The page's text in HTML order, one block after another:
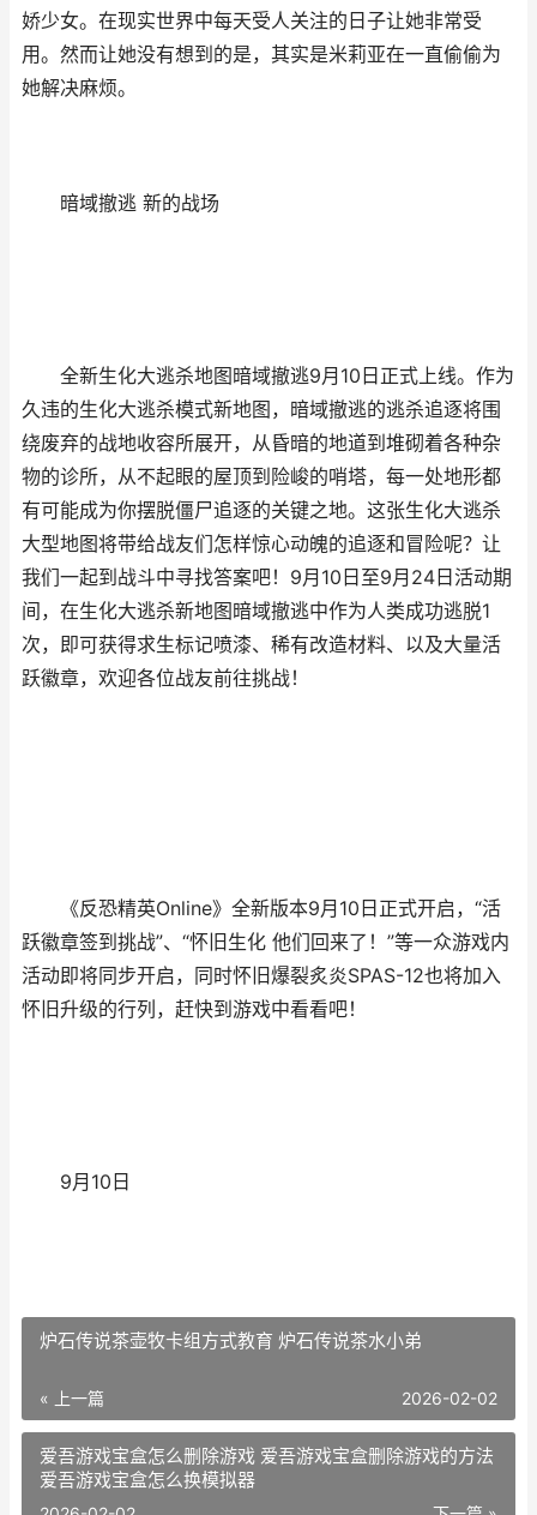
娇少女。在现实世界中每天受人关注的日子让她非常受
用。然而让她没有想到的是，其实是米莉亚在一直偷偷为
她解决麻烦。
暗域撤逃 新的战场
全新生化大逃杀地图暗域撤逃9月10日正式上线。作为
久违的生化大逃杀模式新地图，暗域撤逃的逃杀追逐将围
绕废弃的战地收容所展开，从昏暗的地道到堆砌着各种杂
物的诊所，从不起眼的屋顶到险峻的哨塔，每一处地形都
有可能成为你摆脱僵尸追逐的关键之地。这张生化大逃杀
大型地图将带给战友们怎样惊心动魄的追逐和冒险呢？让
我们一起到战斗中寻找答案吧！9月10日至9月24日活动期
间，在生化大逃杀新地图暗域撤逃中作为人类成功逃脱1
次，即可获得求生标记喷漆、稀有改造材料、以及大量活
跃徽章，欢迎各位战友前往挑战！
《反恐精英Online》全新版本9月10日正式开启，“活
跃徽章签到挑战”、“怀旧生化 他们回来了！”等一众游戏内
活动即将同步开启，同时怀旧爆裂炙炎SPAS-12也将加入
怀旧升级的行列，赶快到游戏中看看吧！
9月10日
炉石传说茶壶牧卡组方式教育 炉石传说茶水小弟
« 上一篇 2026-02-02
爱吾游戏宝盒怎么删除游戏 爱吾游戏宝盒删除游戏的方法
爱吾游戏宝盒怎么换模拟器